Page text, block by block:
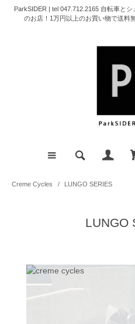
ParkSIDER | tel 047.712.2165 自転車と
のお店！1万円以上のお買い物で送料
Creme Cycles / LUNGO SERIES
LUNGO